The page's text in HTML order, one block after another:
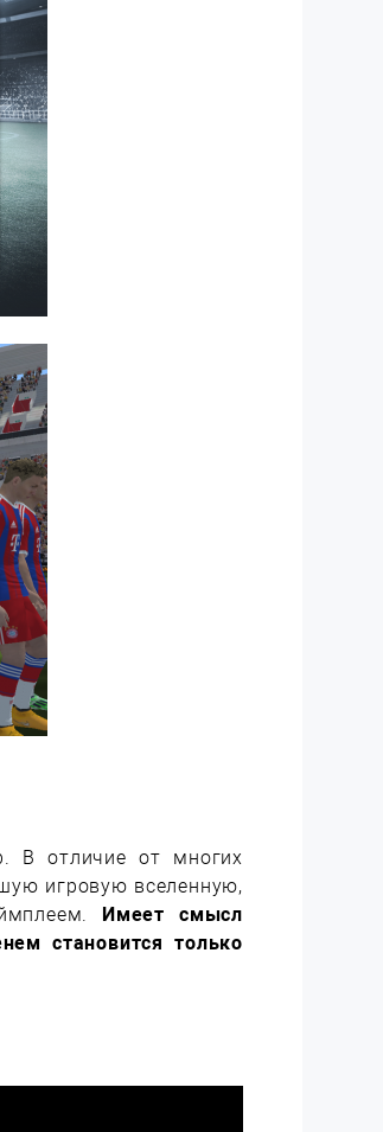
В отличие от многих
игровую вселенную,
Имеет смысл
становится только